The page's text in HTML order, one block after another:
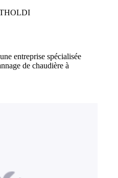
entreprise spécialisée
de chaudière à